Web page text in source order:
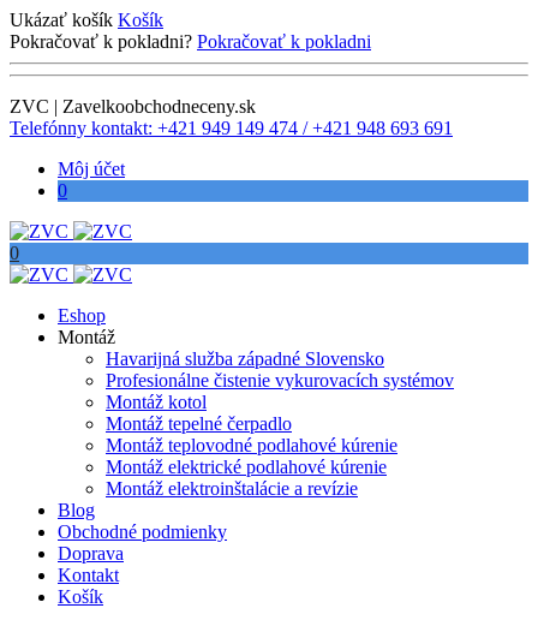
Ukázať košík Košík
Pokračovať k pokladni? Pokračovať k pokladni
ZVC | Zavelkoobchodneceny.sk
Telefónny kontakt: +421 949 149 474 / +421 948 693 691
Môj účet
0
0
Eshop
Montáž
Havarijná služba západné Slovensko
Profesionálne čistenie vykurovacích systémov
Montáž kotol
Montáž tepelné čerpadlo
Montáž teplovodné podlahové kúrenie
Montáž elektrické podlahové kúrenie
Montáž elektroinštalácie a revízie
Blog
Obchodné podmienky
Doprava
Kontakt
Košík